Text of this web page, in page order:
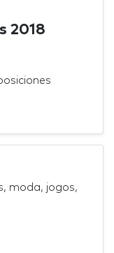
2018
moda, jogos,